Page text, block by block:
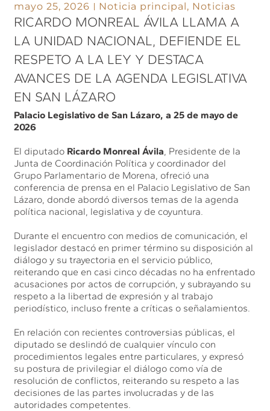
mayo 25, 2026 Noticia principal, Noticias
RICARDO MONREAL ÁVILA LLAMA A
LA UNIDAD NACIONAL, DEFIENDE EL
RESPETO A LA LEY Y DESTACA
AVANCES DE LA AGENDA LEGISLATIVA
EN SAN LÁZARO
Palacio Legislativo de San Lázaro, a 25 de mayo de
2026
El diputado Ricardo Monreal Ávila, Presidente de la
Junta de Coordinación Política y coordinador del
Grupo Parlamentario de Morena, ofreció una
conferencia de prensa en el Palacio Legislativo de San
Lázaro, donde abordó diversos temas de la agenda
política nacional, legislativa y de coyuntura.
Durante el encuentro con medios de comunicación, el
legislador destacó en primer término su disposición al
diálogo y su trayectoria en el servicio público,
reiterando que en casi cinco décadas no ha enfrentado
acusaciones por actos de corrupción, y subrayando su
respeto a la libertad de expresión y al trabajo
periodístico, incluso frente a críticas o señalamientos.
En relación con recientes controversias públicas, el
diputado se deslindó de cualquier vínculo con
procedimientos legales entre particulares, y expresó
su postura de privilegiar el diálogo como vía de
resolución de conflictos, reiterando su respeto a las
decisiones de las partes involucradas y de las
autoridades competentes.